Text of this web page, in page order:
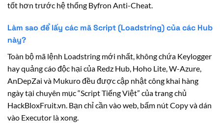
tốt hơn trước hệ thống Byfron Anti-Cheat.
Làm sao để lấy các mã Script (Loadstring) của các Hub
này?
Toàn bộ mã lệnh Loadstring mới nhất, không chứa Keylogger
hay quảng cáo độc hại của Redz Hub, Hoho Lite, W-Azure,
AnDepZai và Mukuro đều được cập nhật công khai hàng
ngày tại chuyên mục “Script Tiếng Việt” của trang chủ
HackBloxFruit.vn. Bạn chỉ cần vào web, bấm nút Copy và dán
vào Executor là xong.